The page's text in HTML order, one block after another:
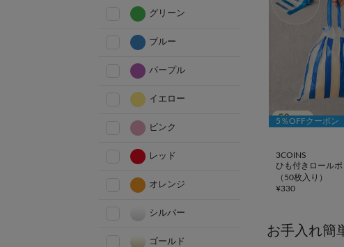
5％OFFクーポン
3COINS
ひも付きロールポ
（50枚入り）
¥330
お手入れ簡
グリーン
ブルー
パープル
イエロー
ピンク
レッド
オレンジ
シルバー
ゴールド